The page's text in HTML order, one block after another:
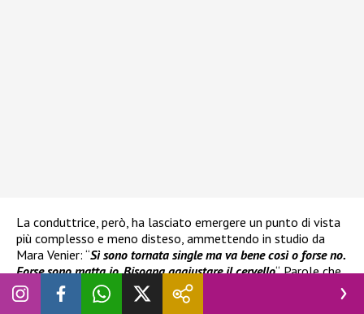
La conduttrice, però, ha lasciato emergere un punto di vista
più complesso e meno disteso, ammettendo in studio da
Mara Venier: “Sì sono tornata single ma va bene così o forse no.
Forse sono matta io. Bisogna aggiustare il cervello“. Parole che
hanno alimentato l’idea di tensioni ancora aperte tra i due.